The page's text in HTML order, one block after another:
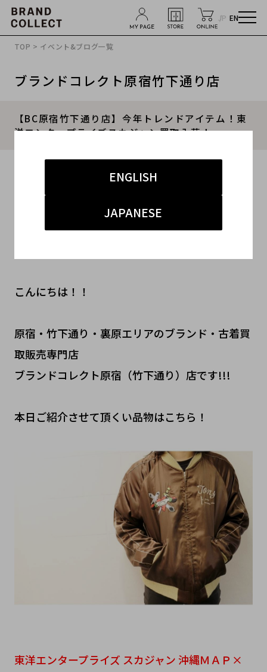
JP EN
ENGLISH
JAPANESE
TOP > イベント&ブログ一覧
ブランドコレクト原宿竹下通り店
【BC原宿竹下通り店】今年トレンドアイテム！東
洋エンタープライズスカジャン買取入荷！
#スカジャン
#トレンド
こんにちは！！
原宿・竹下通り・裏原エリアのブランド・古着買
取販売専門店
ブランドコレクト原宿（竹下通り）店です!!!
本日ご紹介させて頂くい品物はこちら！
東洋エンタープライズ スカジャン 沖縄ＭＡＰ×